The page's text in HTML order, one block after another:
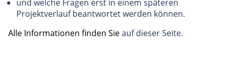
und welche Fragen erst in einem späteren
Projektverlauf beantwortet werden können.
Alle Informationen finden Sieauf dieser Seite.